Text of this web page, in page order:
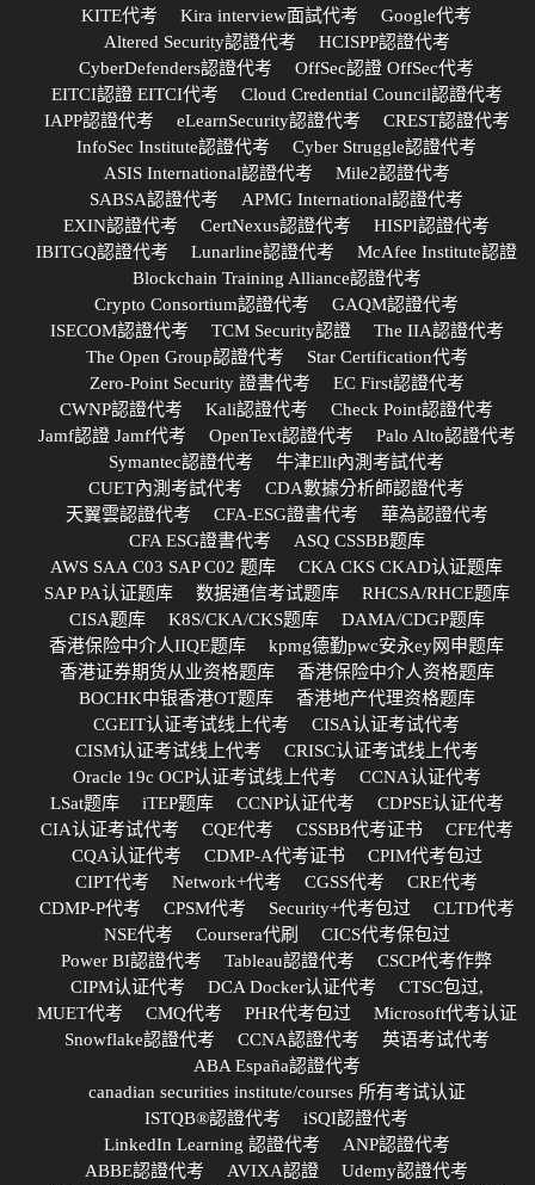
KITE代考
Kira interview面試代考
Google代考
Altered Security認證代考
HCISPP認證代考
CyberDefenders認證代考
OffSec認證 OffSec代考
EITCI認證 EITCI代考
Cloud Credential Council認證代考
IAPP認證代考
eLearnSecurity認證代考
CREST認證代考
InfoSec Institute認證代考
Cyber Struggle認證代考
ASIS International認證代考
Mile2認證代考
SABSA認證代考
APMG International認證代考
EXIN認證代考
CertNexus認證代考
HISPI認證代考
IBITGQ認證代考
Lunarline認證代考
McAfee Institute認證
Blockchain Training Alliance認證代考
Crypto Consortium認證代考
GAQM認證代考
ISECOM認證代考
TCM Security認證
The IIA認證代考
The Open Group認證代考
Star Certification代考
Zero-Point Security 證書代考
EC First認證代考
CWNP認證代考
Kali認證代考
Check Point認證代考
Jamf認證 Jamf代考
OpenText認證代考
Palo Alto認證代考
Symantec認證代考
牛津Ellt內測考試代考
CUET內測考試代考
CDA數據分析師認證代考
天翼雲認證代考
CFA-ESG證書代考
華為認證代考
CFA ESG證書代考
ASQ CSSBB题库
AWS SAA C03 SAP C02 题库
CKA CKS CKAD认证题库
SAP PA认证题库
数据通信考试题库
RHCSA/RHCE题库
CISA题库
K8S/CKA/CKS题库
DAMA/CDGP题库
香港保险中介人IIQE题库
kpmg德勤pwc安永ey网申题库
香港证券期货从业资格题库
香港保险中介人资格题库
BOCHK中银香港OT题库
香港地产代理资格题库
CGEIT认证考试线上代考
CISA认证考试代考
CISM认证考试线上代考
CRISC认证考试线上代考
Oracle 19c OCP认证考试线上代考
CCNA认证代考
LSat题库
iTEP题库 CCNP认证代考
CDPSE认证代考
CIA认证考试代考
CQE代考 CSSBB代考证书
CFE代考
CQA认证代考
CDMP-A代考证书
CPIM代考包过
CIPT代考
Network+代考 CGSS代考
CRE代考
CDMP-P代考
CPSM代考 Security+代考包过
CLTD代考
NSE代考
Coursera代刷
CICS代考保包过
Power BI認證代考
Tableau認證代考
CSCP代考作弊
CIPM认证代考
DCA Docker认证代考
CTSC包过,
MUET代考
CMQ代考 PHR代考包过
Microsoft代考认证
Snowflake認證代考
CCNA認證代考
英语考试代考
ABA España認證代考
canadian securities institute/courses 所有考试认证
ISTQB®認證代考
iSQI認證代考
LinkedIn Learning 認證代考
ANP認證代考
ABBE認證代考
AVIXA認證
Udemy認證代考